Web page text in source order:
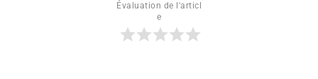
Évaluation de l'articl
e